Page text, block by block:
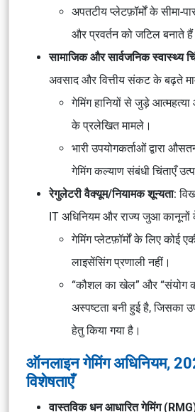
अपतटीय प्लेटफ़ॉर्मों के सीमा-
और प्रवर्तन को जटिल बनाते
सामाजिक और सार्वजनिक स्वास्थ्य
अवसाद और वित्तीय संकट के बढ़ते
गेमिंग हानियों से जुड़े आत्महत्या
के प्रलेखित मामले।
भारी उपयोगकर्ताओं द्वारा
गेमिंग कल्याण संबंधी चिंताएँ
रेगुलेटरी वैक्यूम/नियामक शून्यता:
IT अधिनियमऔर राज्य जुआ कानूनों
गेमिंग प्लेटफ़ॉर्मों के लिए कोई
लाइसेंसिंग प्रणाली नहीं।
“कौशल का खेल” और “संयोग
अस्पष्टता बनी हुई है, जिसका
हेतु किया गया है।
ऑनलाइन गेमिंग अधिनियम,
विशेषताएँ
वास्तविक धन आधारित गेमिंग